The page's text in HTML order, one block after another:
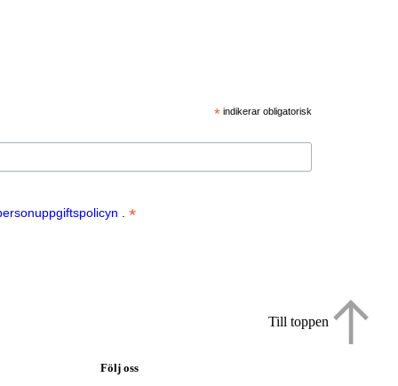
*indikerar obligatorisk
. *
Till toppen
Följ oss